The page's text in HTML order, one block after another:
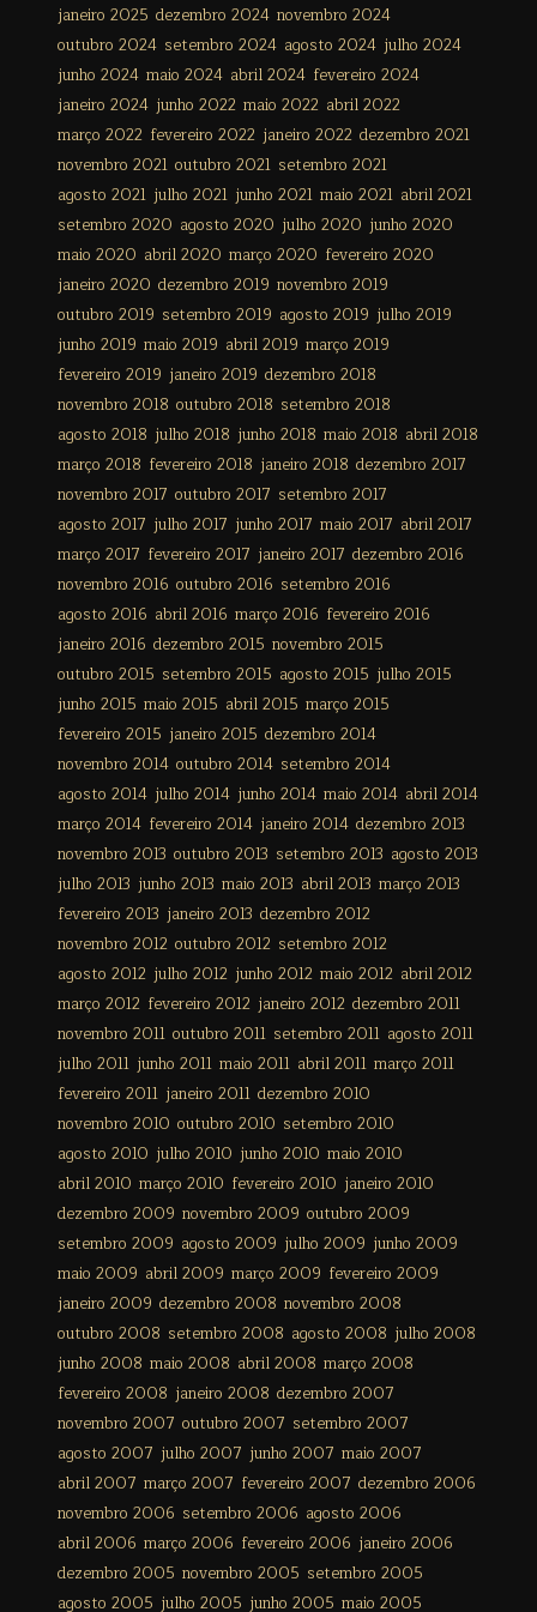
janeiro 2025 dezembro 2024 novembro 2024
outubro 2024 setembro 2024 agosto 2024 julho 2024
junho 2024 maio 2024 abril 2024 fevereiro 2024
janeiro 2024 junho 2022 maio 2022 abril 2022
março 2022 fevereiro 2022 janeiro 2022 dezembro 2021
novembro 2021 outubro 2021 setembro 2021
agosto 2021 julho 2021 junho 2021 maio 2021 abril 2021
setembro 2020 agosto 2020 julho 2020 junho 2020
maio 2020 abril 2020 março 2020 fevereiro 2020
janeiro 2020 dezembro 2019 novembro 2019
outubro 2019 setembro 2019 agosto 2019 julho 2019
junho 2019 maio 2019 abril 2019 março 2019
fevereiro 2019 janeiro 2019 dezembro 2018
novembro 2018 outubro 2018 setembro 2018
agosto 2018 julho 2018 junho 2018 maio 2018 abril 2018
março 2018 fevereiro 2018 janeiro 2018 dezembro 2017
novembro 2017 outubro 2017 setembro 2017
agosto 2017 julho 2017 junho 2017 maio 2017 abril 2017
março 2017 fevereiro 2017 janeiro 2017 dezembro 2016
novembro 2016 outubro 2016 setembro 2016
agosto 2016 abril 2016 março 2016 fevereiro 2016
janeiro 2016 dezembro 2015 novembro 2015
outubro 2015 setembro 2015 agosto 2015 julho 2015
junho 2015 maio 2015 abril 2015 março 2015
fevereiro 2015 janeiro 2015 dezembro 2014
novembro 2014 outubro 2014 setembro 2014
agosto 2014 julho 2014 junho 2014 maio 2014 abril 2014
março 2014 fevereiro 2014 janeiro 2014 dezembro 2013
novembro 2013 outubro 2013 setembro 2013 agosto 2013
julho 2013 junho 2013 maio 2013 abril 2013 março 2013
fevereiro 2013 janeiro 2013 dezembro 2012
novembro 2012 outubro 2012 setembro 2012
agosto 2012 julho 2012 junho 2012 maio 2012 abril 2012
março 2012 fevereiro 2012 janeiro 2012 dezembro 2011
novembro 2011 outubro 2011 setembro 2011 agosto 2011
julho 2011 junho 2011 maio 2011 abril 2011 março 2011
fevereiro 2011 janeiro 2011 dezembro 2010
novembro 2010 outubro 2010 setembro 2010
agosto 2010 julho 2010 junho 2010 maio 2010
abril 2010 março 2010 fevereiro 2010 janeiro 2010
dezembro 2009 novembro 2009 outubro 2009
setembro 2009 agosto 2009 julho 2009 junho 2009
maio 2009 abril 2009 março 2009 fevereiro 2009
janeiro 2009 dezembro 2008 novembro 2008
outubro 2008 setembro 2008 agosto 2008 julho 2008
junho 2008 maio 2008 abril 2008 março 2008
fevereiro 2008 janeiro 2008 dezembro 2007
novembro 2007 outubro 2007 setembro 2007
agosto 2007 julho 2007 junho 2007 maio 2007
abril 2007 março 2007 fevereiro 2007 dezembro 2006
novembro 2006 setembro 2006 agosto 2006
abril 2006 março 2006 fevereiro 2006 janeiro 2006
dezembro 2005 novembro 2005 setembro 2005
agosto 2005 julho 2005 junho 2005 maio 2005